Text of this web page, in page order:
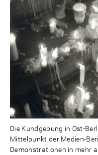
Die Kundgebung in Ost-
Mittelpunkt der Medien-
Demonstrationen in mehr